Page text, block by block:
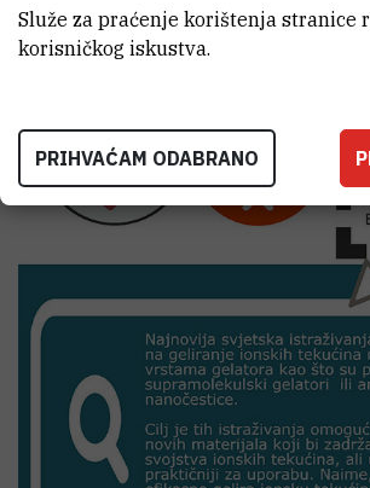
Služe za praćenje korištenja stranice
korisničkog iskustva.
PRIHVAĆAM ODABRANO